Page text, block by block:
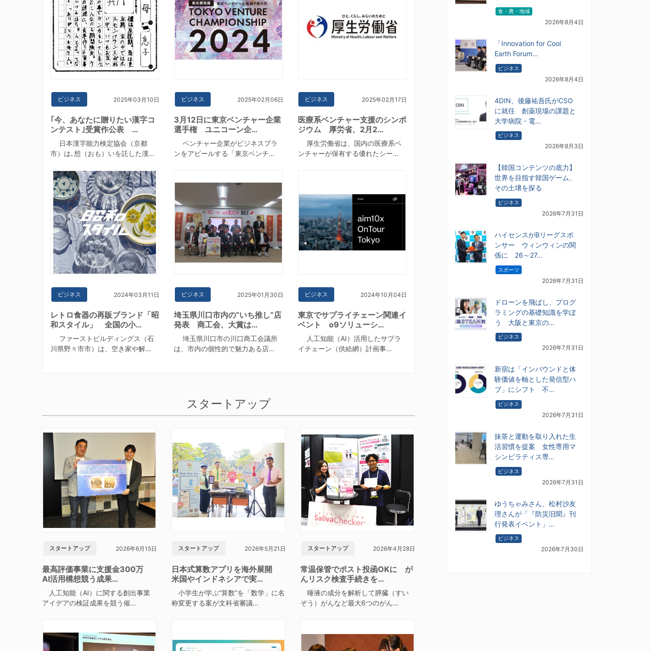
ビジネス 2025年03月10日
｢今、あなたに贈りたい漢字コ
ンテスト｣受賞作公表 …
日本漢字能力検定協会（京都
市）は､想（おも）いを託した漢…
ビジネス 2025年02月06日
3月12日に東京ベンチャー企業
選手権 ユニコーン企…
ベンチャー企業がビジネスプラ
ンをアピールする「東京ベンチ…
ビジネス 2025年02月17日
医療系ベンチャー支援のシンポ
ジウム 厚労省、2月2…
厚生労働省は、国内の医療系ベ
ンチャーが保有する優れたシー…
ビジネス 2024年03月11日
レトロ食器の再販ブランド「昭
和スタイル」 全国の小…
ファーストビルディングス（石
川県野々市市）は、空き家や解…
ビジネス 2025年01月30日
埼玉県川口市内の“いち推し”店
発表 商工会、大賞は…
埼玉県川口市の川口商工会議所
は、市内の個性的で魅力ある店…
ビジネス 2024年10月04日
東京でサプライチェーン関連イ
ベント o9ソリューシ…
人工知能（AI）活用したサプラ
イチェーン（供給網）計画事…
スタートアップ
スタートアップ 2026年6月15日
最高評価事業に支援金300万
AI活用構想競う成果…
人工知能（AI）に関する創出事業
アイデアの検証成果を競う催…
スタートアップ 2026年5月21日
日本式算数アプリを海外展開
米国やインドネシアで実…
小学生が学ぶ“算数”を「数学」に名
称変更する案が文科省審議…
スタートアップ 2026年4月28日
常温保管でポスト投函OKに が
んリスク検査手続きを…
唾液の成分を解析して膵臓（すい
ぞう）がんなど最大6つのがん…
食・農・地域
2026年8月4日
「Innovation for Cool
Earth Forum…
ビジネス
2026年8月4日
4DIN、後藤祐吾氏がCSO
に就任 創薬現場の課題と
大学病院・電…
ビジネス
2026年8月3日
【韓国コンテンツの底力】
世界を目指す韓国ゲーム、
その土壌を探る
ビジネス
2026年7月31日
ハイセンスがBリーグスポ
ンサー ウィンウィンの関
係に 26～27…
スポーツ
2026年7月31日
ドローンを飛ばし、プログ
ラミングの基礎知識を学ぼ
う 大阪と東京の…
ビジネス
2026年7月31日
新宿は「インバウンドと体
験価値を軸とした発信型ハ
ブ」にシフト 不…
ビジネス
2026年7月31日
抹茶と運動を取り入れた生
活習慣を提案 女性専用マ
シンピラティス専…
ビジネス
2026年7月31日
ゆうちゃみさん、松村沙友
理さんが「『防災旧聞』刊
行発表イベント」…
ビジネス
2026年7月30日